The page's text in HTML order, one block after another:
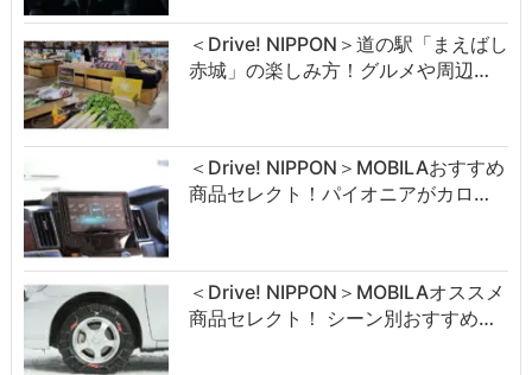
＜Drive! NIPPON＞道の駅「まえばし
赤城」の楽しみ方！グルメや周辺…
＜Drive! NIPPON＞MOBILAおすすめ
商品セレクト！パイオニアがカロ…
＜Drive! NIPPON＞MOBILAオススメ
商品セレクト！ シーン別おすすめ…